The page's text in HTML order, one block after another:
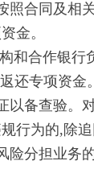
合同及相
金。
合作银行
还专项资金。
备查验。
行为的,除
分担业务